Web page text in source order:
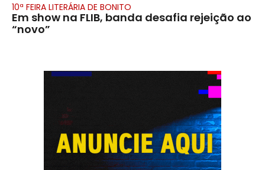
10ª FEIRA LITERÁRIA DE BONITO
Em show na FLIB, banda desafia rejeição ao
“novo”